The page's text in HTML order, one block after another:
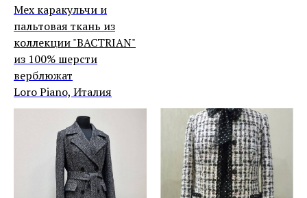
Мех каракульчи и
пальтовая ткань из
коллекции "BACTRIAN"
из 100% шерсти
верблюжат
Loro Piano, Италия